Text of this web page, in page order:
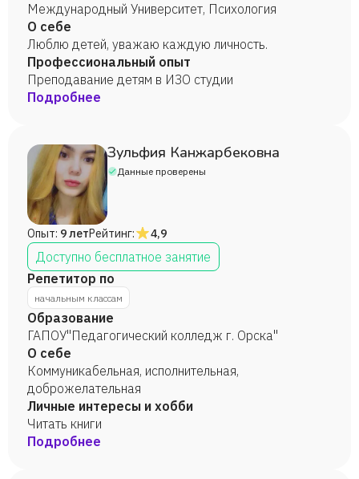
Международный Университет, Психология
О себе
Люблю детей, уважаю каждую личность.
Профессиональный опыт
Преподавание детям в ИЗО студии
Подробнее
Зульфия Канжарбековна
Данные проверены
Опыт: 9 летРейтинг: 4,9
Доступно бесплатное занятие
Репетитор по
начальным классам
Образование
ГАПОУ"Педагогический колледж г. Орска"
О себе
Коммуникабельная, исполнительная,
доброжелательная
Личные интересы и хобби
Читать книги
Подробнее